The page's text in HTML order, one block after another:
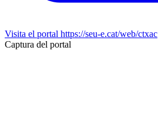
Visita el portal https://seu-e.cat/web/ctxac
Captura del portal